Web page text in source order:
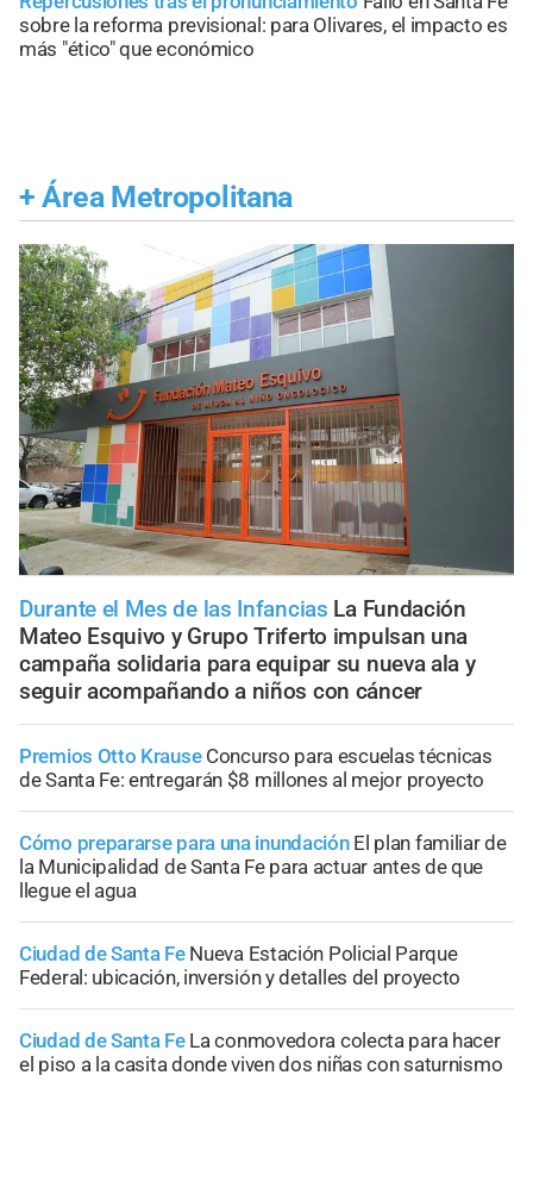
sobre la reforma previsional: para Olivares, el impacto es
más "ético" que económico
+ Área Metropolitana
Durante el Mes de las Infancias La Fundación
Mateo Esquivo y Grupo Triferto impulsan una
campaña solidaria para equipar su nueva ala y
seguir acompañando a niños con cáncer
Premios Otto Krause Concurso para escuelas técnicas
de Santa Fe: entregarán $8 millones al mejor proyecto
Cómo prepararse para una inundación El plan familiar de
la Municipalidad de Santa Fe para actuar antes de que
llegue el agua
Ciudad de Santa Fe Nueva Estación Policial Parque
Federal: ubicación, inversión y detalles del proyecto
Ciudad de Santa Fe La conmovedora colecta para hacer
el piso a la casita donde viven dos niñas con saturnismo